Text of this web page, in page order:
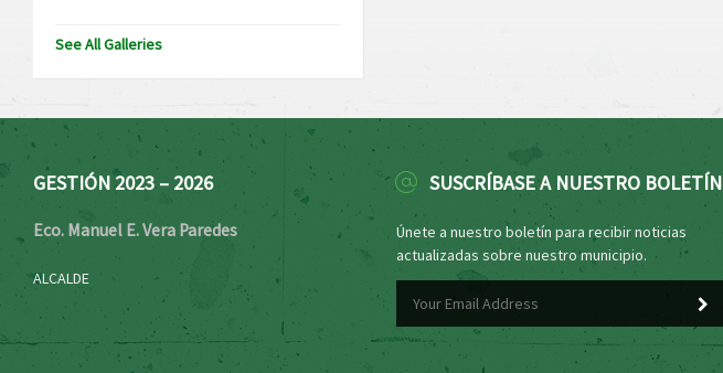
See All Galleries
GESTIÓN 2023 – 2026
Eco. Manuel E. Vera Paredes
ALCALDE
SUSCRÍBASE A NUESTRO BOLETÍN
Únete a nuestro boletín para recibir noticias
actualizadas sobre nuestro municipio.